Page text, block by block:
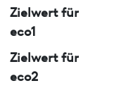
Zielwert für
eco1
Zielwert für
eco2